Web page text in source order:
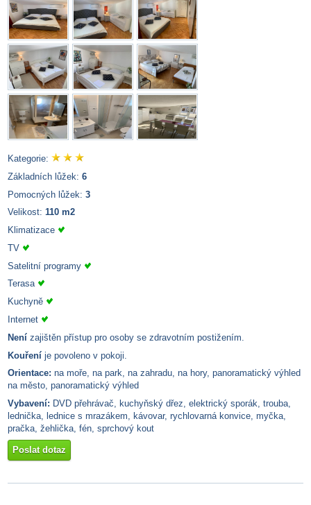
Kategorie:
Základních lůžek: 6
Pomocných lůžek: 3
Velikost: 110 m2
Klimatizace
TV
Satelitní programy
Terasa
Kuchyně
Internet
Není zajištěn přístup pro osoby se zdravotním postižením.
Kouření je povoleno v pokoji.
Orientace: na moře, na park, na zahradu, na hory, panoramatický výhled
na město, panoramatický výhled
Vybavení: DVD přehrávač, kuchyňský dřez, elektrický sporák, trouba,
lednička, lednice s mrazákem, kávovar, rychlovarná konvice, myčka,
pračka, žehlička, fén, sprchový kout
Poslat dotaz